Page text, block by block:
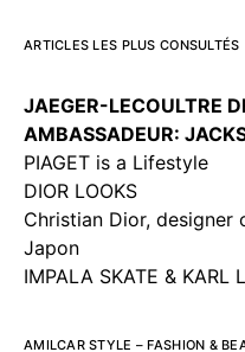
ARTICLES LES PLUS CONSULTÉS
JAEGER-LECOULTRE
AMBASSADEUR:
PIAGET is a Lifestyle
DIOR LOOKS
Christian Dior, designer
Japon
IMPALA SKATE & KARL
AMILCAR STYLE – FASHION &